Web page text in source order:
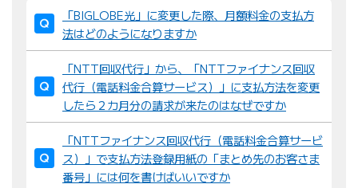
び
替
：
「BIGLOBE光」に変更した際、月額料金の支払方
法はどのようになりますか
「NTT回収代行」から、「NTTファイナンス回収
代行（電話料金合算サービス）」に支払方法を変更
したら２カ月分の請求が来たのはなぜですか
「NTTファイナンス回収代行（電話料金合算サービ
ス）」で支払方法登録用紙の「まとめ先のお客さま
番号」には何を書けばいいですか